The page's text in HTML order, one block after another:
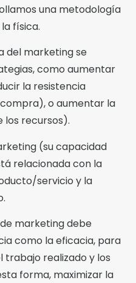
una metodología
física.
del marketing se
como aumentar
la resistencia
o aumentar la
los recursos).
(su capacidad
relacionada con la
servicio y la
marketing debe
como la eficacia, para
trabajo realizado y los
forma, maximizar la